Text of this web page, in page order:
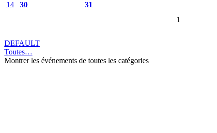
14 30
31
1
DEFAULT
Toutes…
Montrer les événements de toutes les catégories